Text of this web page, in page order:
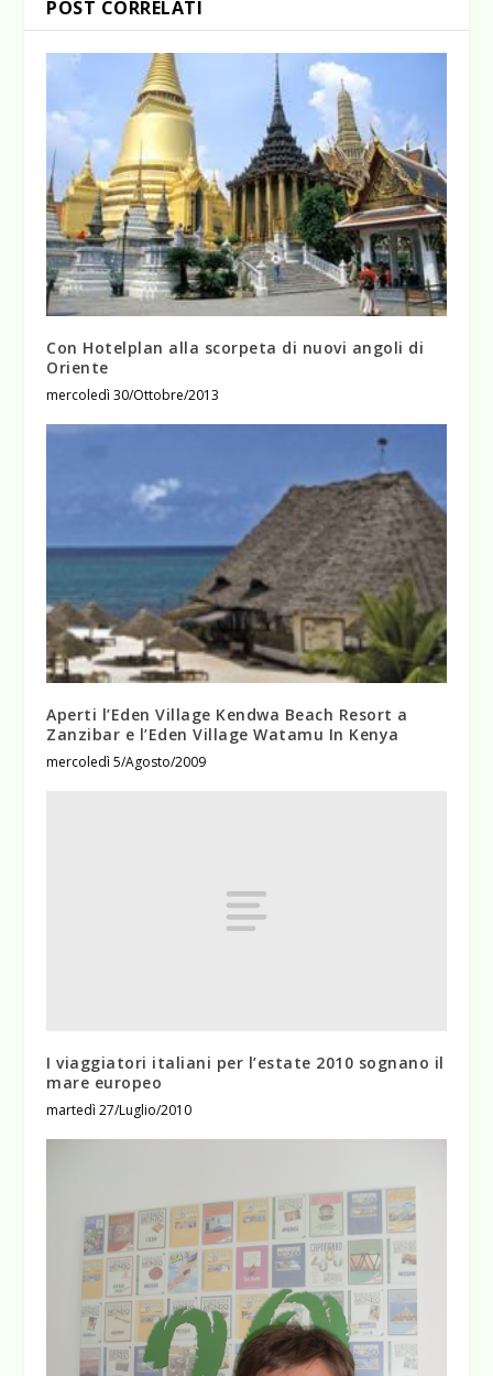
POST CORRELATI
Con Hotelplan alla scorpeta di nuovi angoli di
Oriente
mercoledì 30/Ottobre/2013
Aperti l’Eden Village Kendwa Beach Resort a
Zanzibar e l’Eden Village Watamu In Kenya
mercoledì 5/Agosto/2009
I viaggiatori italiani per l’estate 2010 sognano il
mare europeo
martedì 27/Luglio/2010